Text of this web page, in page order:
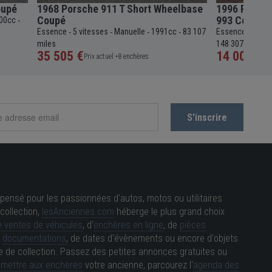
-
1968 Porsche 911 T Short Wheelbase
Coupé
Essence - 5 vitesses - Manuelle - 1991cc - 83 107
miles
35 505 €Prix actuel •8 enchères
1996
993
Essence
148 307 miles
14 000 €
pour les passionnées d'autos, motos ou utilitaires
lesAnciennes.com héberge le plus grand choix
ventes de véhicules, d'enchères en ligne, de pièces
documentations, de dates d'évènements ou encore d'objets
de collection. Passez des petites annonces gratuites ou
mettre aux enchères votre ancienne, parcourez l'agenda des